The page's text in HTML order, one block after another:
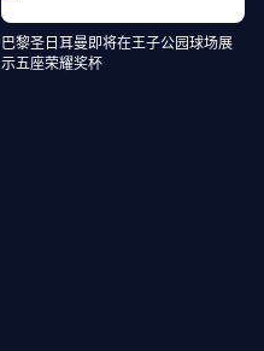
巴黎圣日耳曼即将在王子公园球场展
示五座荣耀奖杯